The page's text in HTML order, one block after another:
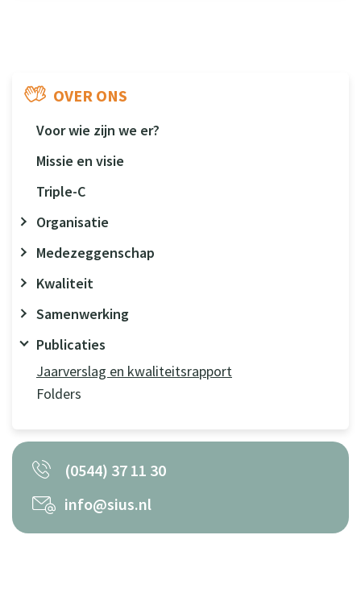
OVER ONS
Voor wie zijn we er?
Missie en visie
Triple-C
Organisatie
Medezeggenschap
Kwaliteit
Samenwerking
Publicaties
Jaarverslag en kwaliteitsrapport
Folders
(0544) 37 11 30
info@sius.nl